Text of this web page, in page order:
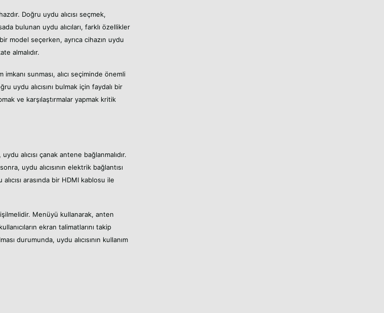
Doğru uydu alıcısı seçmek,
bulunan uydu alıcıları, farklı özellikler
model seçerken, ayrıca cihazın uydu
almalıdır.
sunması, alıcı seçiminde önemli
uydu alıcısını bulmak için faydalı bir
ve karşılaştırmalar yapmak kritik
alıcısı çanak antene bağlanmalıdır.
uydu alıcısının elektrik bağlantısı
arasında bir HDMI kablosu ile
Menüyü kullanarak, anten
ekran talimatlarını takip
durumunda, uydu alıcısının kullanım